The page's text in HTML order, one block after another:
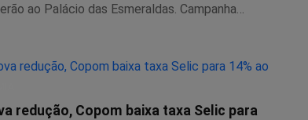
ao Palácio das Esmeraldas. Campanha
redução, Copom baixa taxa Selic para